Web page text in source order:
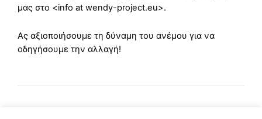
μας στο <info at wendy-project.eu>.
Ας αξιοποιήσουμε τη δύναμη του ανέμου για να
οδηγήσουμε την αλλαγή!